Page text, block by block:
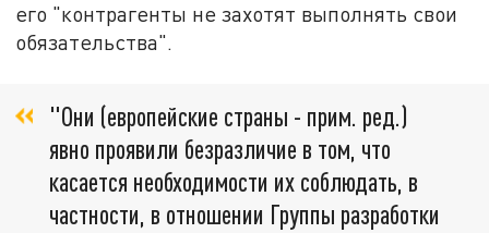
его "контрагенты не захотят выполнять свои
обязательства".
"Они (европейские страны - прим. ред.)
явно проявили безразличие в том, что
касается необходимости их соблюдать, в
частности, в отношении Группы разработки